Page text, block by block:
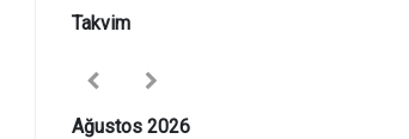
Takvim
Ağustos 2026